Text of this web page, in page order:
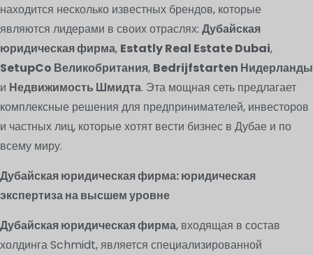
находится несколько известных брендов, которые
являются лидерами в своих отраслях: Дубайская
юридическая фирма, Estatly Real Estate Dubai,
SetupCo Великобритания, Bedrijfstarten Нидерланды
и Недвижимость Шмидта. Эта мощная сеть предлагает
комплексные решения для предпринимателей, инвесторов
и частных лиц, которые хотят вести бизнес в Дубае и по
всему миру.
Дубайская юридическая фирма: юридическая
экспертиза на высшем уровне
Дубайская юридическая фирма, входящая в состав
холдинга Schmidt, является специализированной